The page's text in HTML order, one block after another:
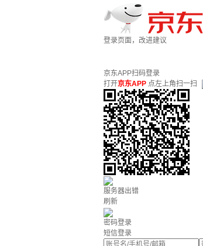
登录页面，改进建议
京东APP扫码登录
打开京东APP 点左上角扫一扫
服务器出错
刷新
密码登录
短信登录